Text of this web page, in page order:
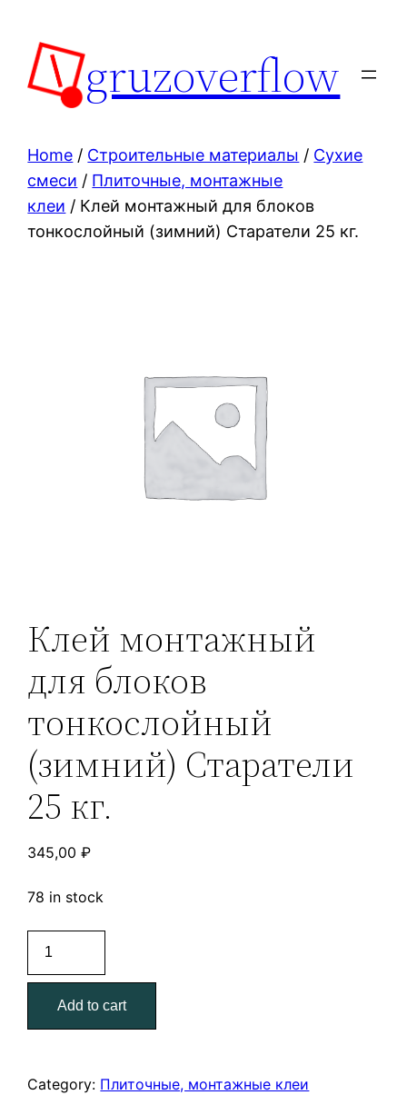
content
gruzoverflow
Home / Строительные материалы / Сухие
смеси / Плиточные, монтажные
клеи / Клей монтажный для блоков
тонкослойный (зимний) Старатели 25 кг.
Клей монтажный
для блоков
тонкослойный
(зимний) Старатели
25 кг.
345,00₽
78 in stock
монтажный
для
блоков
тонкослойный
Старатели
Add to cart
Category: Плиточные, монтажные клеи